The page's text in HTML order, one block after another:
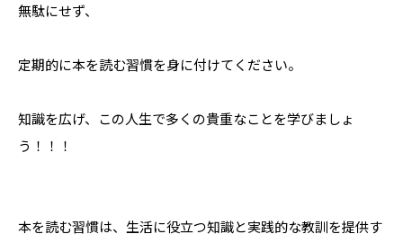
無駄にせず、
定期的に本を読む習慣を身に付けてください。
知識を広げ、この人生で多くの貴重なことを学びましょ
う！！！
本を読む習慣は、生活に役立つ知識と実践的な教訓を提供す